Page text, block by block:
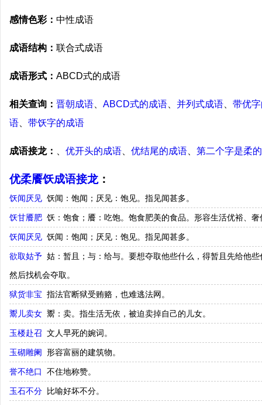
感情色彩： 中性成语
成语结构： 联合式成语
成语形式： ABCD式的成语
相关查询： 晋朝成语 ABCD式的成语 并列式成语
带优
语
带饫字的成语
成语接龙： 优开头的成语 优结尾的成语 第二个字是柔
优柔餍饫成语接龙：
饫闻厌见 饫闻：饱闻；厌见：饱见。指见闻甚多。
饫甘餍肥 饫：饱食；餍：吃饱。饱食肥美的食品。形容生活优裕、奢
饫闻厌见 饫闻：饱闻；厌见：饱见。指见闻甚多。
欲取姑予 姑：暂且；与：给与。要想夺取他些什么，得暂且先给他
然后找机会夺取。
狱货非宝 指法官断狱受贿赂，也难逃法网。
鬻儿卖女 鬻：卖。指生活无依，被迫卖掉自己的儿女。
玉楼赴召 文人早死的婉词。
玉砌雕阑 形容富丽的建筑物。
誉不绝口 不住地称赞。
玉石不分 比喻好坏不分。